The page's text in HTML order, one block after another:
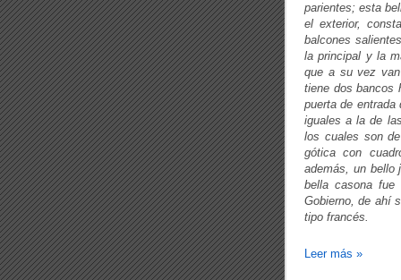
parientes; esta
el exterior,
balcones
la principal y la
que a su vez
tiene dos bancos
puerta de
iguales a la de
los cuales son
gótica con
además, un bello
bella casona fue
Gobierno, de ahí
tipo francés.
Leer más »